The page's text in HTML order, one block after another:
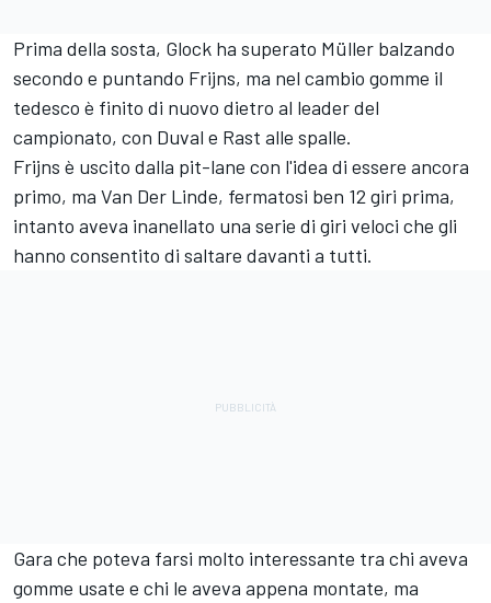
Prima della sosta, Glock ha superato Müller balzando
secondo e puntando Frijns, ma nel cambio gomme il
tedesco è finito di nuovo dietro al leader del
campionato, con Duval e Rast alle spalle.
Frijns è uscito dalla pit-lane con l'idea di essere ancora
primo, ma Van Der Linde, fermatosi ben 12 giri prima,
intanto aveva inanellato una serie di giri veloci che gli
hanno consentito di saltare davanti a tutti.
Gara che poteva farsi molto interessante tra chi aveva
gomme usate e chi le aveva appena montate, ma